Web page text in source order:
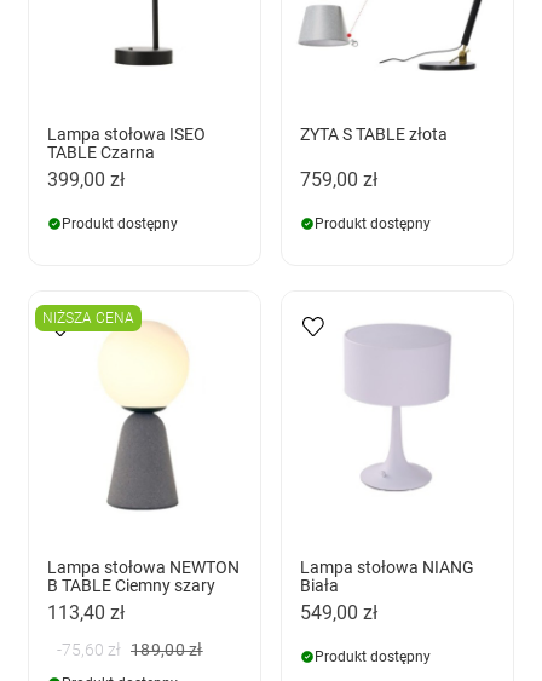
Lampa stołowa ISEO
TABLE Czarna
399,00 zł
Produkt dostępny
ZYTA S TABLE złota
759,00 zł
Produkt dostępny
NIŻSZA CENA
Lampa stołowa NEWTON
B TABLE Ciemny szary
113,40 zł
-75,60 zł 189,00 zł
Lampa stołowa NIANG
Biała
549,00 zł
Produkt dostępny